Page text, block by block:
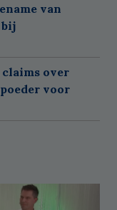
van
over
voor